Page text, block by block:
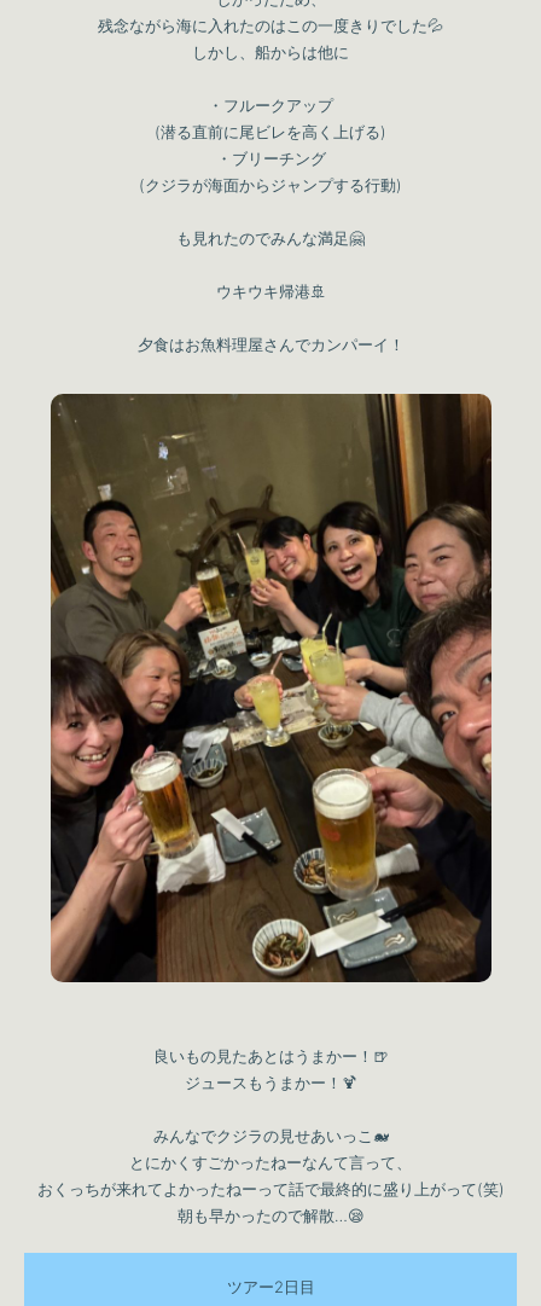
残念ながら海に入れたのはこの一度きりでした💦
しかし、船からは他に
・フルークアップ
(潜る直前に尾ビレを高く上げる)
・ブリーチング
(クジラが海面からジャンプする行動)
も見れたのでみんな満足🤗
ウキウキ帰港🚢
夕食はお魚料理屋さんでカンパーイ！
良いもの見たあとはうまかー！🍺
ジュースもうまかー！🍹
みんなでクジラの見せあいっこ🐋
とにかくすごかったねーなんて言って、
おくっちが来れてよかったねーって話で最終的に盛り上がって(笑)
朝も早かったので解散…😪
ツアー2日目